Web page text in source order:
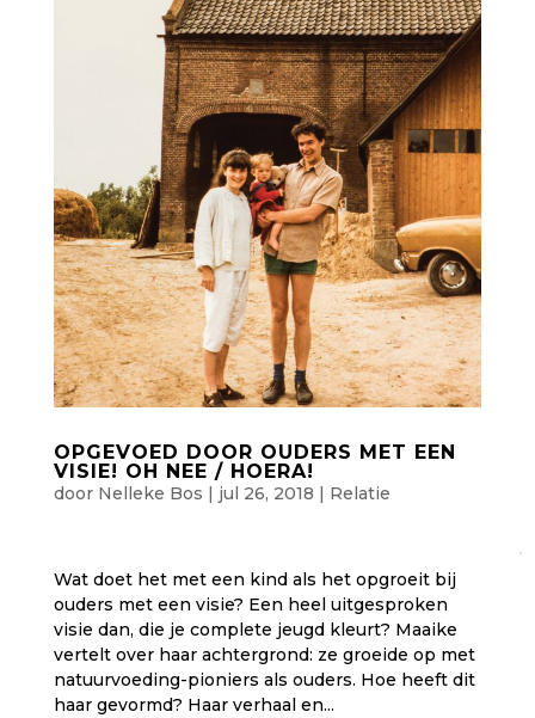
OPGEVOED DOOR OUDERS MET EEN
VISIE! OH NEE / HOERA!
door Nelleke Bos | jul 26, 2018 | Relatie
Wat doet het met een kind als het opgroeit bij
ouders met een visie? Een heel uitgesproken
visie dan, die je complete jeugd kleurt? Maaike
vertelt over haar achtergrond: ze groeide op met
natuurvoeding-pioniers als ouders. Hoe heeft dit
haar gevormd? Haar verhaal en...